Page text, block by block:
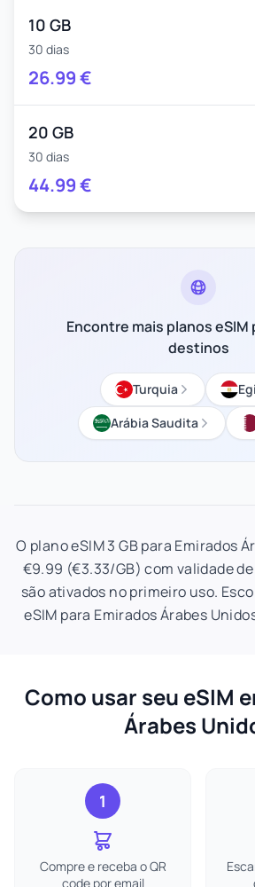
10 GB
30 dias
26.99€
20 GB
30 dias
44.99€
Encontre mais planos eSIM
destinos
Turquia
Arábia Saudita
O plano eSIM 3 GB para Emirados
€9.99 (€3.33/GB) com validade
são ativados no primeiro uso.
eSIM para Emirados Árabes
Como usar seu eSIM
Árabes
1
Compre e receba o QR
code por email